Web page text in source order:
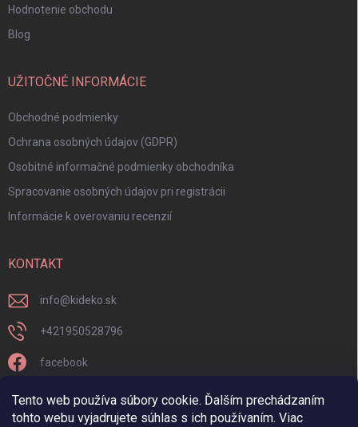
Tento web používa súbory cookie. Ďalším prechádzaním
tohto webu vyjadrujete súhlas s ich používaním. Viac
Hodnotenie obchodu
Blog
UŽITOČNÉ INFORMÁCIE
Obchodné podmienky
Ochrana osobných údajov (GDPR)
Osobitné informačné podmienky obchodníka
Spracovanie osobných údajov pri registrácii
Informácie k overovaniu recenzií
KONTAKT
info@kideko.sk
+421950528796
facebook
kideko.sk/